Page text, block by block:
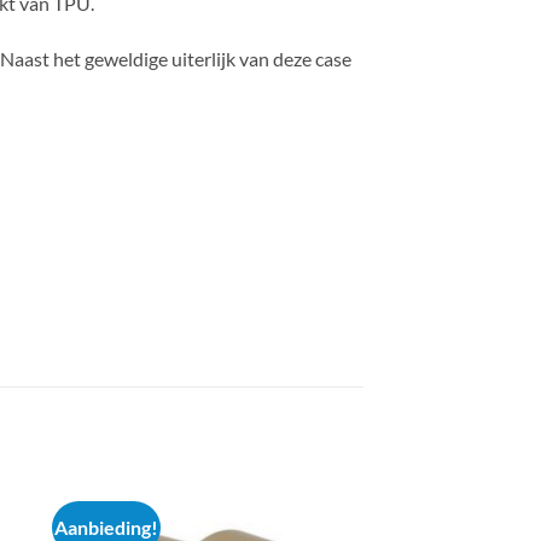
het geweldige uiterlijk van deze case
Aanbieding!